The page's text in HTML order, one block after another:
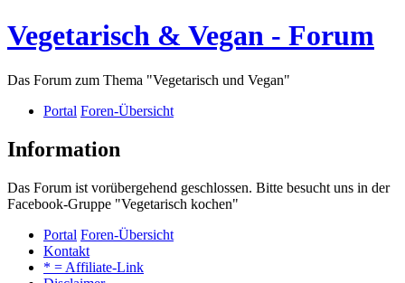
Vegetarisch & Vegan - Forum
Das Forum zum Thema "Vegetarisch und Vegan"
Portal Foren-Übersicht
Information
Das Forum ist vorübergehend geschlossen. Bitte besucht uns in der
Facebook-Gruppe "Vegetarisch kochen"
Portal Foren-Übersicht
Kontakt
* = Affiliate-Link